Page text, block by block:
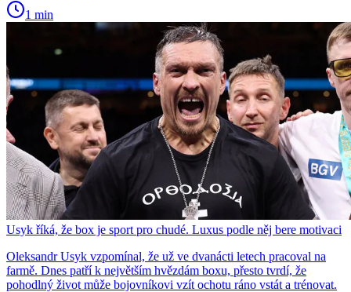
1 min
Usyk říká, že box je sport pro chudé. Luxus podle něj bere motivaci
Oleksandr Usyk vzpomínal, že už ve dvanácti letech pracoval na
farmě. Dnes patří k největším hvězdám boxu, přesto tvrdí, že
pohodlný život může bojovníkovi vzít ochotu ráno vstát a trénovat.